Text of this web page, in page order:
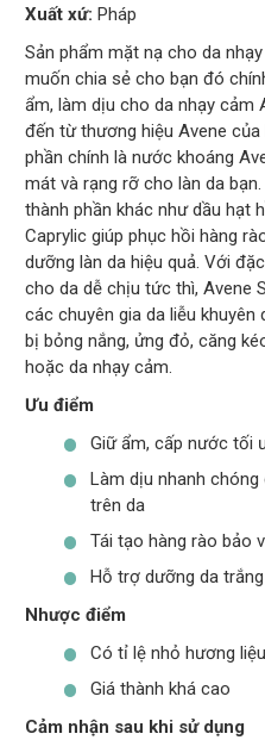
Xuất xứ: Pháp
Sản phẩm mặt nạ cho da
muốn chia sẻ cho bạn đó
ẩm, làm dịu cho da nhạy cảm
đến từ thương hiệu Avene
phần chính là nước khoáng
mát và rạng rỡ cho làn da
thành phần khác như dầu hạt
Caprylic giúp phục hồi hàng
dưỡng làn da hiệu quả. Với
cho da dễ chịu tức thì, Avene
các chuyên gia da liễu
bị bỏng nắng, ửng đỏ, căng
hoặc da nhạy cảm.
Ưu điểm
Giữ ẩm, cấp nước tối
Làm dịu nhanh
trên da
Tái tạo hàng rào bảo
Hỗ trợ dưỡng da
Nhược điểm
Có tỉ lệ nhỏ hương liệu
Giá thành khá cao
Cảm nhận sau khi sử dụng